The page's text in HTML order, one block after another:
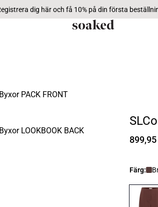
dig här och få 10% på din första
Färg: